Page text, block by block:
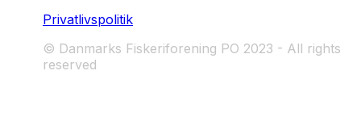
Privatlivspolitik
© Danmarks Fiskeriforening PO 2023 - All rights
reserved